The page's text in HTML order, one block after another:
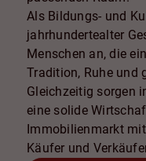
Als Bildungs- und
jahrhundertealter
Menschen an, die
Tradition, Ruhe und
Gleichzeitig sorgen
eine solide
Immobilienmarkt
Käufer und